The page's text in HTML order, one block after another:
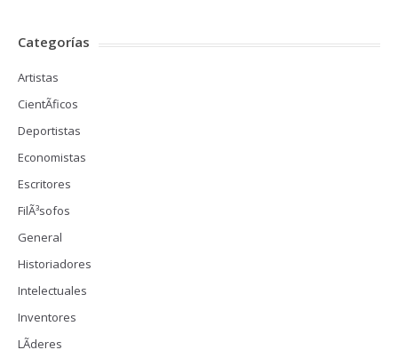
Categorías
Artistas
CientÃ­ficos
Deportistas
Economistas
Escritores
FilÃ³sofos
General
Historiadores
Intelectuales
Inventores
LÃ­deres